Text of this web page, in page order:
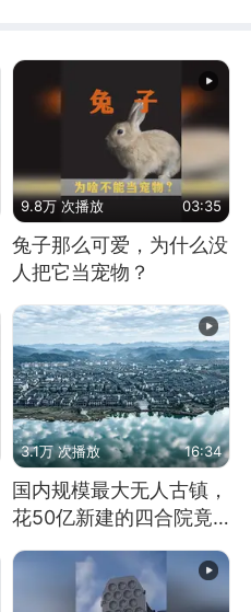
9.8万 次播放 03:35
兔子那么可爱，为什么没
人把它当宠物？
3.1万 次播放 16:34
国内规模最大无人古镇，
花50亿新建的四合院竟